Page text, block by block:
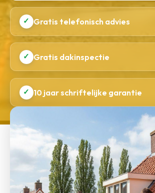
✓ Gratis telefonisch advies
✓ Gratis dakinspectie
✓ 10 jaar schriftelijke garantie